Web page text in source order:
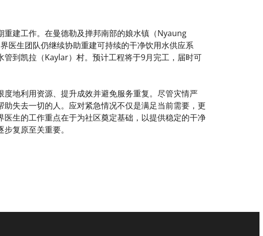
建工作。在曼德勒及掸邦南部的娘水镇（Nyaung
医生团队仍继续协助重建可持续的干净饮用水供应系
到凯拉（Kaylar）村。预计工程将于9月完工，届时可
地利用资源、提升成效并避免服务重复。尽管灾情严
失去一切的人。应对紧急情况不仅是满足当前需要，更
生的工作重点在于为社区奠定基础，以提供稳定的干净
复原至关重要。